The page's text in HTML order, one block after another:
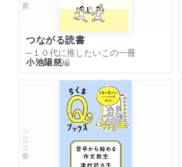
つながる読書
─１０代に推したいこの一冊
小池陽慈編
シリーズ・全集